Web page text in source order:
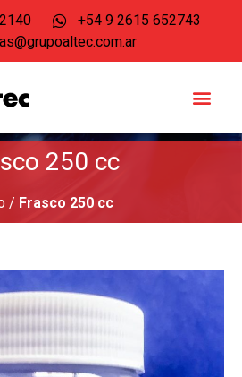
+54 9 2615 652743
250 cc
/ Frasco 250 cc